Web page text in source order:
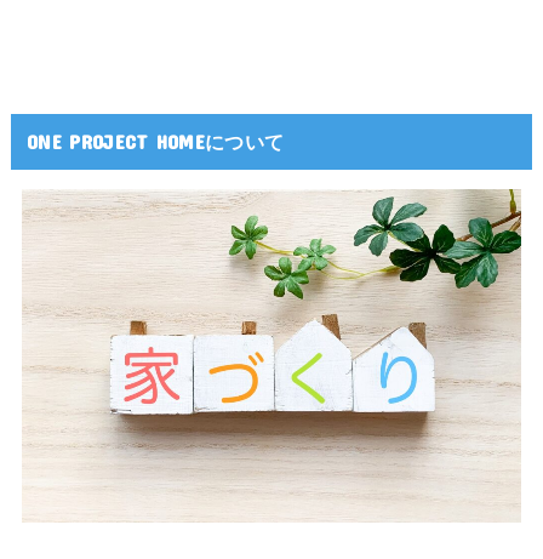
ONE PROJECT HOMEについて